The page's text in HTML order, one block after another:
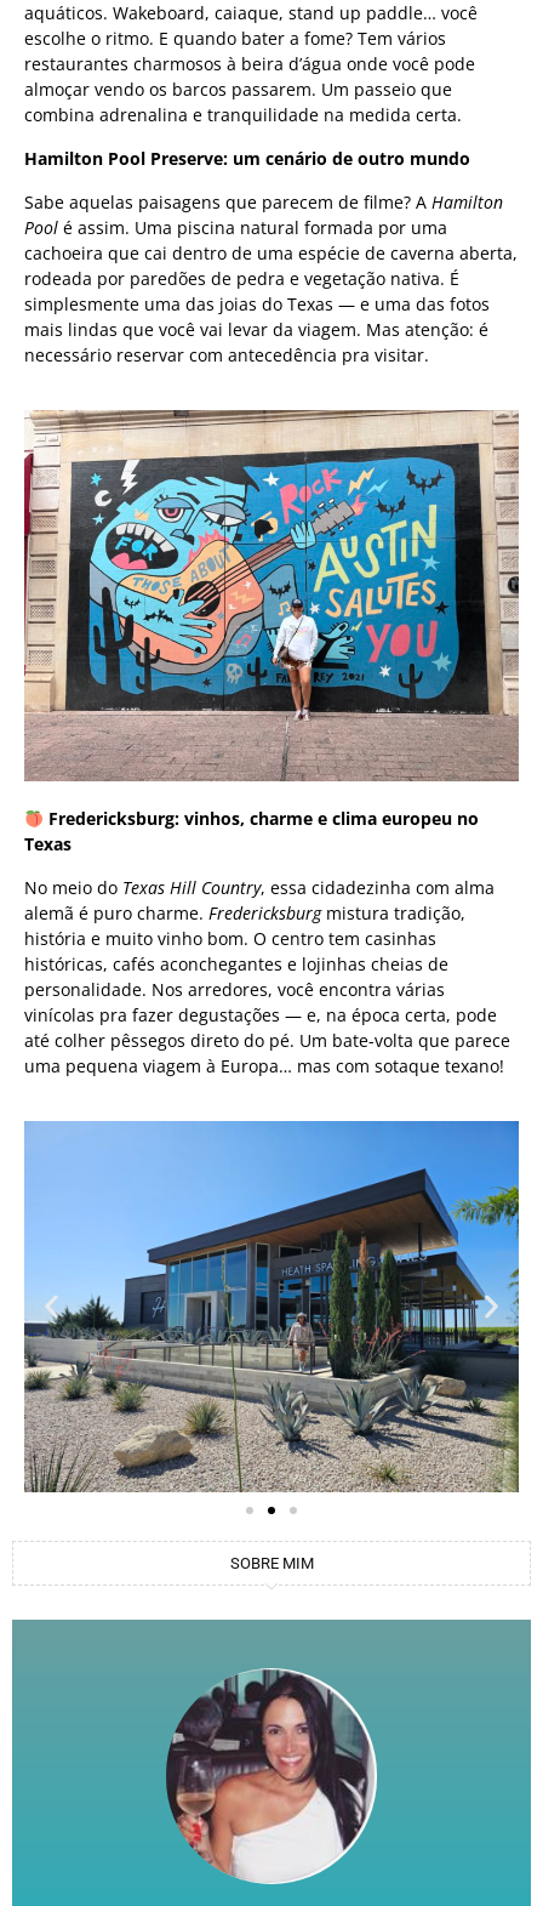
aquáticos. Wakeboard, caiaque, stand up paddle… você
escolhe o ritmo. E quando bater a fome? Tem vários
restaurantes charmosos à beira d’água onde você pode
almoçar vendo os barcos passarem. Um passeio que
combina adrenalina e tranquilidade na medida certa.
Hamilton Pool Preserve: um cenário de outro mundo
Sabe aquelas paisagens que parecem de filme? A Hamilton
Pool é assim. Uma piscina natural formada por uma
cachoeira que cai dentro de uma espécie de caverna aberta,
rodeada por paredões de pedra e vegetação nativa. É
simplesmente uma das joias do Texas — e uma das fotos
mais lindas que você vai levar da viagem. Mas atenção: é
necessário reservar com antecedência pra visitar.
Fredericksburg: vinhos, charme e clima europeu no
Texas
No meio do Texas Hill Country, essa cidadezinha com alma
alemã é puro charme. Fredericksburgmistura tradição,
história e muito vinho bom. O centro tem casinhas
históricas, cafés aconchegantes e lojinhas cheias de
personalidade. Nos arredores, você encontra várias
vinícolas pra fazer degustações — e, na época certa, pode
até colher pêssegos direto do pé. Um bate-volta que parece
uma pequena viagem à Europa… mas com sotaque texano!
SOBRE MIM